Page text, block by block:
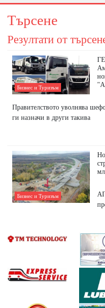
Търсене
Резултати от
Бизнес и Туризъм
Правителството уволнява
ги назначи в други такива
Бизнес и Туризъм